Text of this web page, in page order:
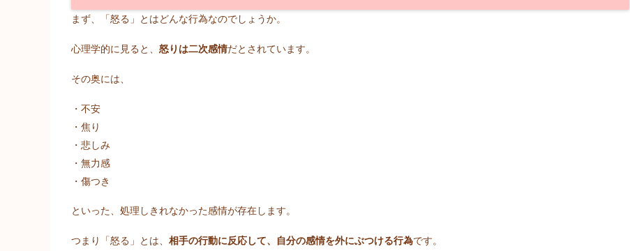
まず、「怒る」とはどんな行為なのでしょうか。
心理学的に見ると、 怒りは二次感情だとされています。
その奥には、
・不安
・焦り
・悲しみ
・無力感
・傷つき
といった、処理しきれなかった感情が存在します。
つまり「怒る」とは、 相手の行動に反応して、自分の感情を外にぶつける行為です。